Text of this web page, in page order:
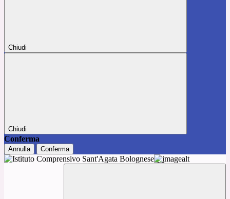
Chiudi
Chiudi
Conferma
Annulla Conferma